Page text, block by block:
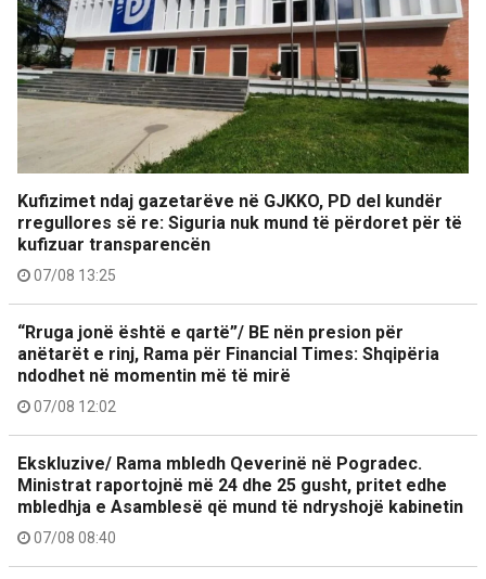
Kufizimet ndaj gazetarëve në GJKKO, PD del kundër
rregullores së re: Siguria nuk mund të përdoret për të
kufizuar transparencën
07/08 13:25
“Rruga jonë është e qartë”/ BE nën presion për
anëtarët e rinj, Rama për Financial Times: Shqipëria
ndodhet në momentin më të mirë
07/08 12:02
Ekskluzive/ Rama mbledh Qeverinë në Pogradec.
Ministrat raportojnë më 24 dhe 25 gusht, pritet edhe
mbledhja e Asamblesë që mund të ndryshojë kabinetin
07/08 08:40